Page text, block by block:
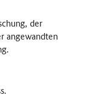
der
angewandten